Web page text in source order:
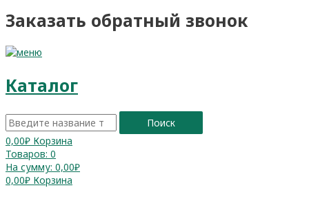
Заказать обратный звонок
Каталог
Поиск
0,00₽ Корзина
Товаров: 0
На сумму: 0,00₽
0,00₽ Корзина